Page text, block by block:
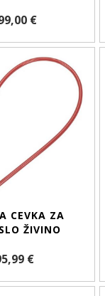
€
CEVKA ZA
ŽIVINO
€